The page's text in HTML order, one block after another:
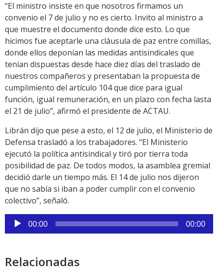
“El ministro insiste en que nosotros firmamos un
convenio el 7 de julio y no es cierto. Invito al ministro a
que muestre el documento donde dice esto. Lo que
hicimos fue aceptarle una cláusula de paz entre comillas,
donde ellos deponían las medidas antisindicales que
tenían dispuestas desde hace diez días del traslado de
nuestros compañeros y presentaban la propuesta de
cumplimiento del artículo 104 que dice para igual
función, igual remuneración, en un plazo con fecha lasta
el 21 de julio”, afirmó el presidente de ACTAU.
Librán dijo que pese a esto, el 12 de julio, el Ministerio de
Defensa trasladó a los trabajadores. “El Ministerio
ejecutó la política antisindical y tiró por tierra toda
posibilidad de paz. De todos modos, la asamblea gremial
decidió darle un tiempo más. El 14 de julio nos dijeron
que no sabía si iban a poder cumplir con el convenio
colectivo”, señaló.
Reproductor
de
00:00 00:00
Relacionadas